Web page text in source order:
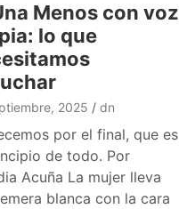
Menos con voz
lo que
2025 dn
por el final, que es
de todo. Por
Acuña La mujer lleva
blanca con la cara